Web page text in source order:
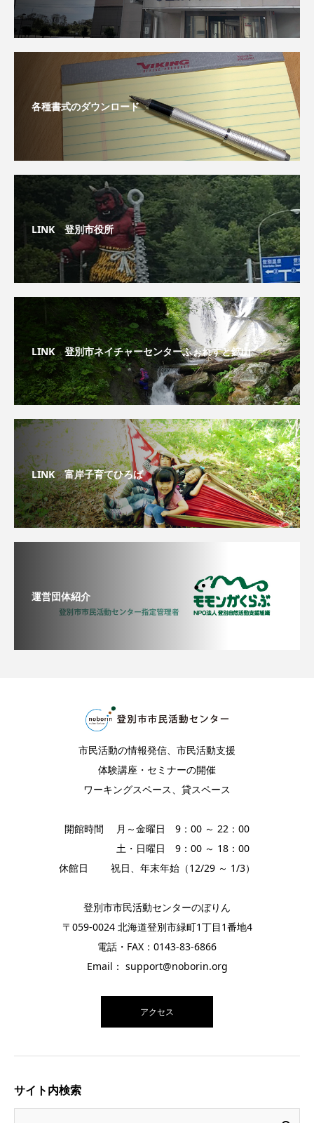
各種書式のダウンロード
LINK 登別市役所
LINK 登別市ネイチャーセンターふぉれすと鉱山
LINK 富岸子育てひろば
運営団体紹介
市民活動の情報発信、市民活動支援
体験講座・セミナーの開催
ワーキングスペース、貸スペース
開館時間 月～金曜日 9：00 ～ 22：00
土・日曜日 9：00 ～ 18：00
休館日 祝日、年末年始（12/29 ～ 1/3）
登別市市民活動センターのぼりん
〒059-0024 北海道登別市緑町1丁目1番地4
電話・FAX：0143-83-6866
Email： support@noborin.org
アクセス
サイト内検索